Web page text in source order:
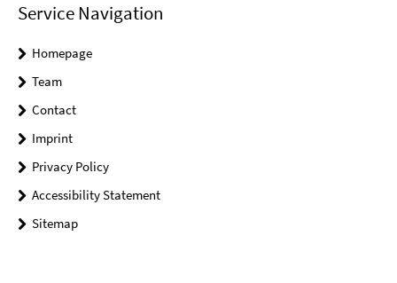
Service Navigation
Homepage
Team
Contact
Imprint
Privacy Policy
Accessibility Statement
Sitemap